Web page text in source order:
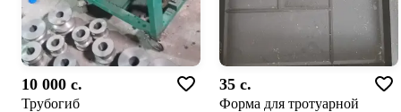
10 000 c.
Трубогиб
35 c.
Форма для тротуарной